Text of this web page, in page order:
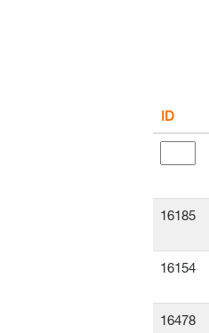
ID
16185
16154
16478